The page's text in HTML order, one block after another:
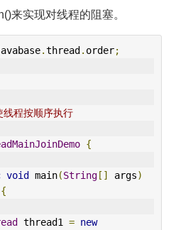
来实现对线程的阻塞。
.thread . order;
程按顺序执行
{
void main(String [] args)
{
thread1 = new